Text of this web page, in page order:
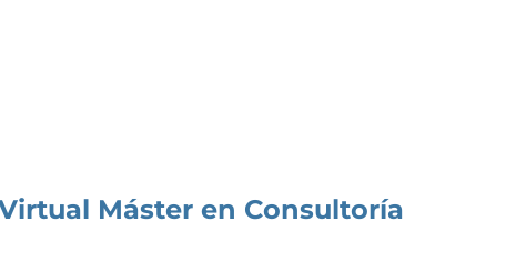
Máster en Consultoría